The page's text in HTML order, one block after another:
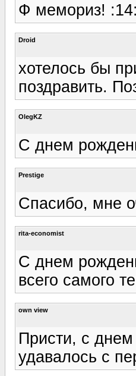
Ф мемориз! :14:
Droid
хотелось бы
поздравить.
OlegKZ
С днем
Prestige
Спасибо, мне
rita-economist
С днем
всего самого
own view
Присти, с днем
удавалось с